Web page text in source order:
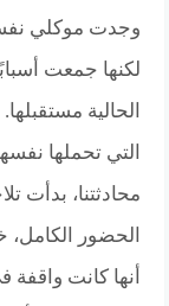
وجدت موكلي
لكنها جمعت
الحالية
التي تحملها
محادثتنا، بدأت
الحضور
أنها كانت واقفة